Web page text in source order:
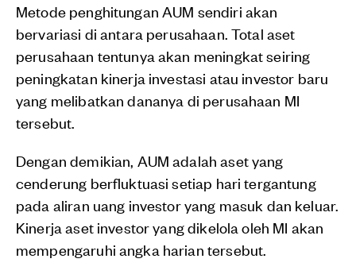
Metode penghitungan AUM sendiri akan
bervariasi di antara perusahaan. Total aset
perusahaan tentunya akan meningkat seiring
peningkatan kinerja investasi atau investor baru
yang melibatkan dananya di perusahaan MI
tersebut.
Dengan demikian, AUM adalah aset yang
cenderung berfluktuasi setiap hari tergantung
pada aliran uang investor yang masuk dan keluar.
Kinerja aset investor yang dikelola oleh MI akan
mempengaruhi angka harian tersebut.